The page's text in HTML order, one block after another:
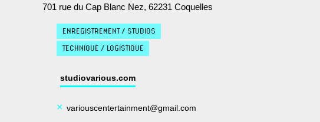
701 rue du Cap Blanc Nez, 62231 Coquelles
ENREGISTREMENT / STUDIOS
TECHNIQUE / LOGISTIQUE
studiovarious.com
× variouscentertainment@gmail.com